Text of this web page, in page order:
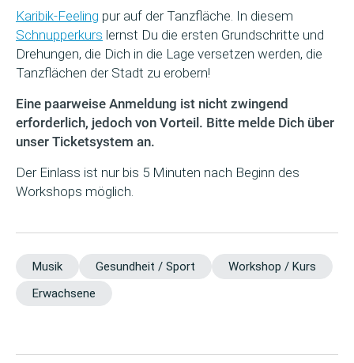
Karibik-Feeling pur auf der Tanzfläche. In diesem
Schnupperkurs lernst Du die ersten Grundschritte und
Drehungen, die Dich in die Lage versetzen werden, die
Tanzflächen der Stadt zu erobern!
Eine paarweise Anmeldung ist nicht zwingend
erforderlich, jedoch von Vorteil. Bitte melde Dich über
unser Ticketsystem an.
Der Einlass ist nur bis 5 Minuten nach Beginn des
Workshops möglich.
Musik Gesundheit / Sport
Workshop / Kurs
Erwachsene